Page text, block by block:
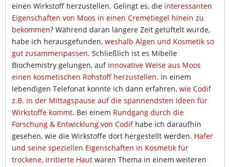
einen Wirkstoff herzustellen. Gelingt es, die interessanten
Eigenschaften von Moos in einen Cremetiegel hinein zu
bekommen? Während daran längere Zeit getüftelt wurde,
habe ich herausgefunden, weshalb Algen und Kosmetik so
gut zusammenpassen. Schließlich ist es Mibelle
Biochemistry gelungen, auf innovative Weise aus Moos
einen kosmetischen Rohstoff herzustellen. In einem
lebendigen Telefonat konnte ich dann erfahren, wie Codif
z.B. in der Mittagspause auf die spannendsten Ideen für
Wirkstoffe kommt. Bei einem Rundgang durch die
Forschung & Entwicklung von Codifhabe ich daraufhin
gesehen, wie die Wirkstoffe dort hergestellt werden. Hafer
und seine speziellen Eigenschaften in Kosmetik für
trockene, irritierte Haut waren Thema in einem weiteren